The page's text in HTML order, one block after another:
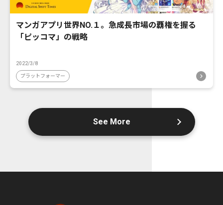
マンガアプリ世界NO.１。急成長市場の覇権を握る
「ピッコマ」の戦略
2022/3/8
プラットフォーマー
See More